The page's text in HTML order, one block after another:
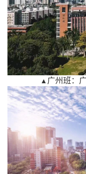
▲ 广州班：